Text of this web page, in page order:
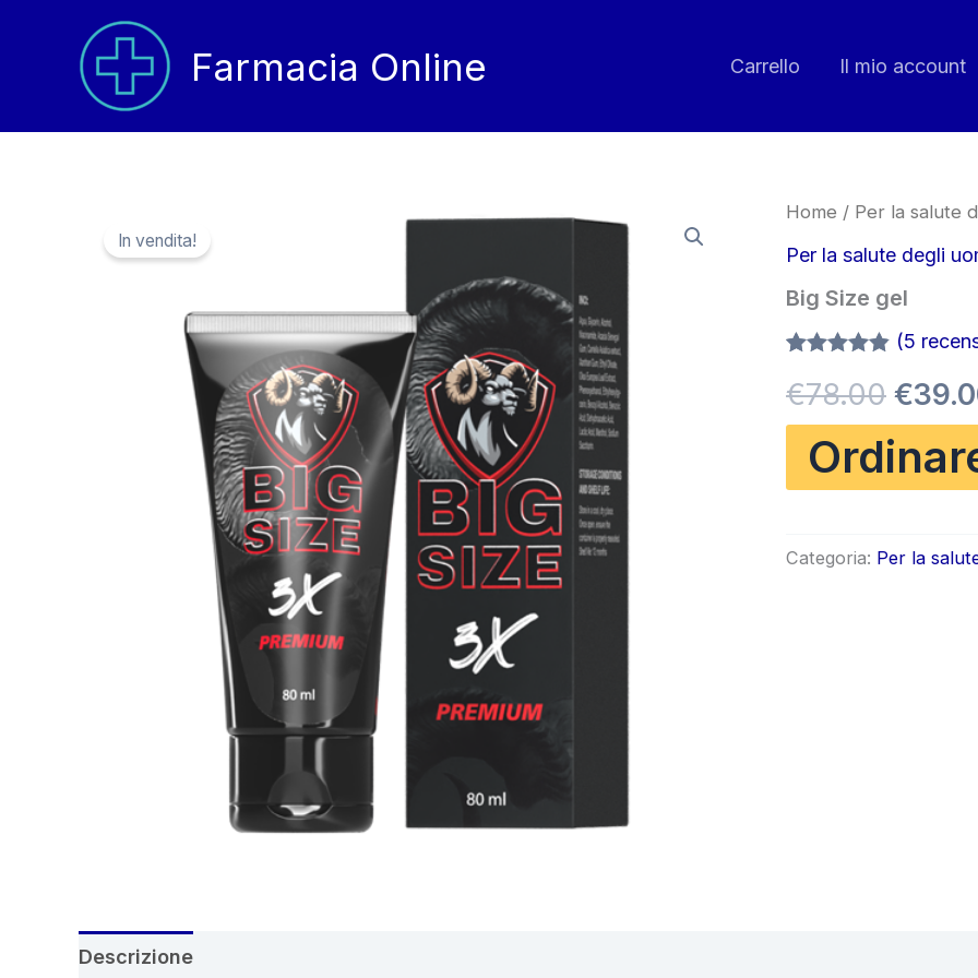
contenuto
Farmacia Online Carrello Il mio account
In vendita!
Home / Per la salute
Per la salute degli
Big Size gel
4.80su 5
su base
di
recensioni
(5
€78.00 Il
€
Categoria: Per la
Descrizione